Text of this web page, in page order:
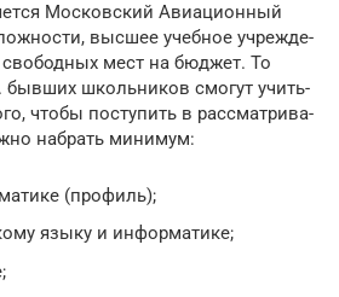
Мос­ков­ский Авиа­ци­он­ный
выс­шее учеб­ное учре­жде­
сво­бод­ных мест на бюд­жет. То
быв­ших школь­ни­ков смо­гут учить­
что­бы посту­пить в рас­смат­ри­ва­
набрать минимум:
(про­филь);
язы­ку и информатике;